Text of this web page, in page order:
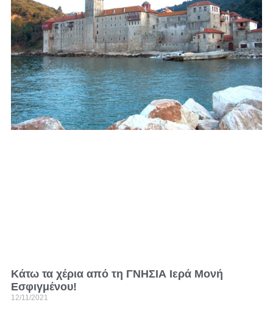
Κάτω τα χέρια από τη ΓΝΗΣΙΑ Ιερά Μονή
Εσφιγμένου!
12/11/2021